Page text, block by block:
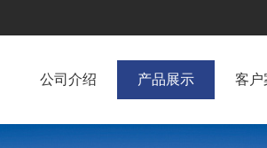
公司介绍 产品展示 客户